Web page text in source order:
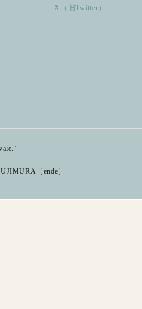
X（旧Twitter）
］
［ende］